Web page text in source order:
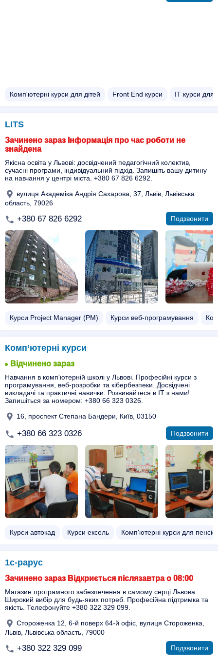
Комп'ютерні курси для дітей Front End курси IT курси для
LITS
Зачинено зараз Інформація про час роботи не
знайдена
Якісна освіта у Львові: досвідчений педагогічний колектив,
сучасні програми, індивідуальний підхід. Запишіть вашу дитину
на навчання у центрі міста. +380 67 826 6292.
вулиця Академіка Андрія Сахарова, 37, Львів, Львівська
область, 79026
+380 67 826 6292 Подзвонити
Курси Project Manager (PM) Курси веб-програмування
Комп’ютерні курси
Відчинено зараз
Навчання в комп'ютерній школі у Львові. Професійні курси з
програмування, веб-розробки та кібербезпеки. Досвідчені
викладачі та практичні навички. Розвивайтеся в IT з нами!
Запишіться за номером: +380 66 323 0326.
16, проспект Степана Бандери, Київ, 03150
+380 66 323 0326 Подзвонити
Курси автокад Курси ексель Комп'ютерні курси для
1с-рарус
Зачинено зараз Відкриється післязавтра о 08:00
Магазин програмного забезпечення в самому серці Львова.
Широкий вибір для будь-яких потреб. Професійна підтримка та
якість. Телефонуйте +380 322 329 099.
Стороженка 12, 6-й поверх 64-й офіс, вулиця Стороженка,
Львів, Львівська область, 79000
+380 322 329 099 Подзвонити